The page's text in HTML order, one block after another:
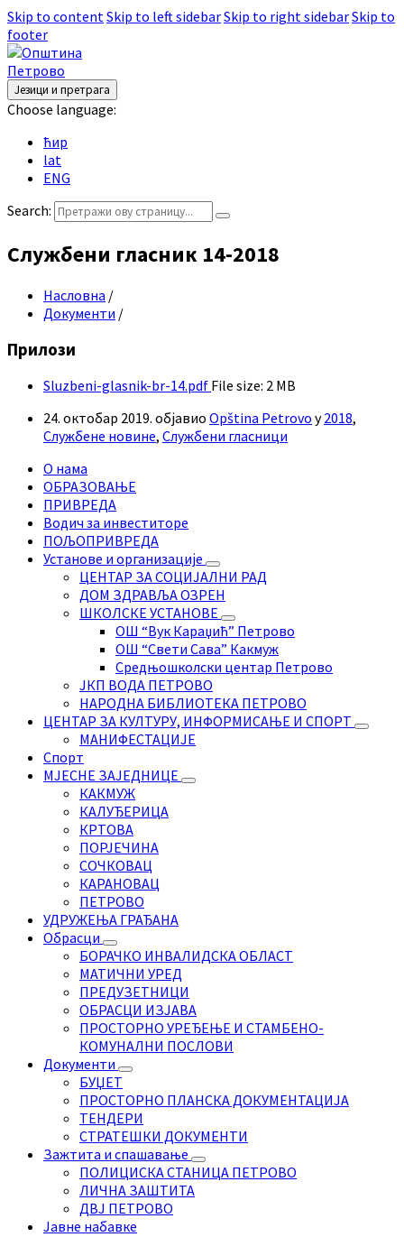
Skip to contentSkip to left sidebarSkip to right sidebarSkip to
footer
Језици и претрага
Choose language:
ћир
lat
ENG
Search:
Службени гласник 14-2018
Насловна /
Документи /
Прилози
Sluzbeni-glasnik-br-14.pdf File size: 2 MB
24. октобар 2019. објавио Opština Petrovo у2018,
Службене новине, Службени гласници
О нама
ОБРАЗОВАЊЕ
ПРИВРЕДА
Водич за инвеститоре
ПОЉОПРИВРЕДА
Установе и организације
ЦЕНТАР ЗА СОЦИЈАЛНИ РАД
ДОМ ЗДРАВЉА ОЗРЕН
ШКОЛСКЕ УСТАНОВЕ
ОШ “Вук Караџић” Петрово
ОШ “Свети Сава” Какмуж
Средњошколски центар Петрово
ЈКП ВОДА ПЕТРОВО
НАРОДНА БИБЛИОТЕКА ПЕТРОВО
ЦЕНТАР ЗА КУЛТУРУ, ИНФОРМИСАЊЕ И СПОРТ
МАНИФЕСТАЦИЈЕ
Спорт
МЈЕСНЕ ЗАЈЕДНИЦЕ
КАКМУЖ
КАЛУЂЕРИЦА
КРТОВА
ПОРЈЕЧИНА
СОЧКОВАЦ
КАРАНОВАЦ
ПЕТРОВО
УДРУЖЕЊА ГРАЂАНА
Обрасци
БОРАЧКО ИНВАЛИДСКА ОБЛАСТ
МАТИЧНИ УРЕД
ПРЕДУЗЕТНИЦИ
ОБРАСЦИ ИЗЈАВА
ПРОСТОРНО УРЕЂЕЊЕ И СТАМБЕНО-
КОМУНАЛНИ ПОСЛОВИ
Документи
БУЏЕТ
ПРОСТОРНО ПЛАНСКА ДОКУМЕНТАЦИЈА
ТЕНДЕРИ
СТРАТЕШКИ ДОКУМЕНТИ
Зажтита и спашавање
ПОЛИЦИСКА СТАНИЦА ПЕТРОВО
ЛИЧНА ЗАШТИТА
ДВЈ ПЕТРОВО
Јавне набавке